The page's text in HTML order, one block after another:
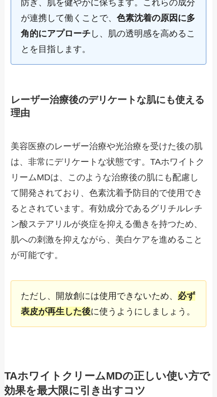
防ぎ、肌を健やかに保ちます。これらの成分
が連携して働くことで、色素沈着の原因に多
角的にアプローチ し、肌の透明感を高めるこ
とを目指します。
レーザー治療後のデリケートな肌にも使える
理由
美容医療のレーザー治療や光治療を受けた後の肌
は、非常にデリケートな状態です。TAホワイトク
リームMDは、このような治療後の肌にも配慮し
て開発されており、色素沈着予防目的で使用でき
るとされています。有効成分であるグリチルレチ
ン酸ステアリルが炎症を抑える働きを持つため、
肌への刺激を抑えながら、美白ケアを進めること
が可能です。
ただし、開放創には使用できないため、 必ず
表皮が再生した後に使うようにしましょう。
TAホワイトクリームMDの正しい使い方で
効果を最大限に引き出すコツ